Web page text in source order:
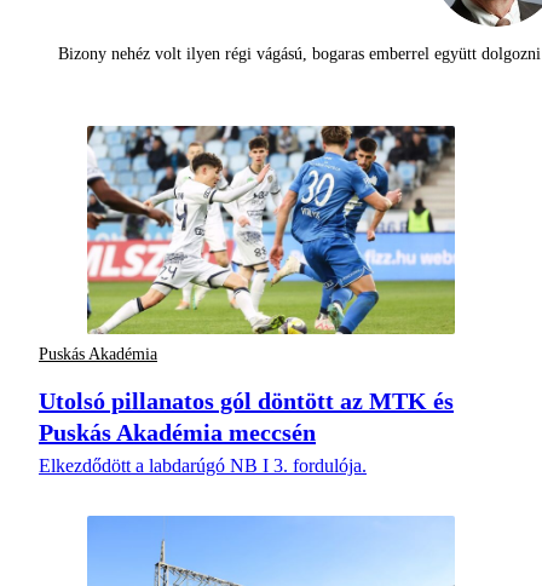
Bizony nehéz volt ilyen régi vágású, bogaras emberrel együtt
Puskás Akadémia
Utolsó pillanatos gól döntött az MTK és
Puskás Akadémia meccsén
Elkezdődött a labdarúgó NB I 3. fordulója.